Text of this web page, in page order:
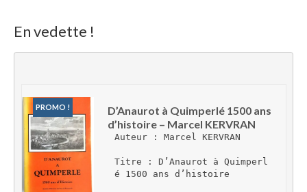
En vedette !
PROMO !
D’Anaurot à Quimperlé 1500 ans
d’histoire – Marcel KERVRAN
Auteur : Marcel KERVRAN
Titre : D’Anaurot à Quimperl
é 1500 ans d’histoire